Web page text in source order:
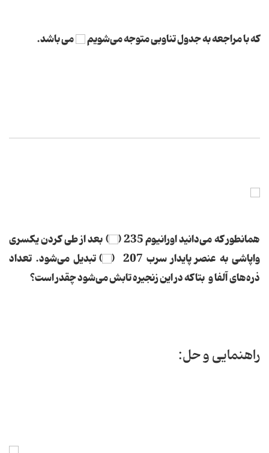
كه با مراجعه به جدول تناوبی متوجه می‌شویم می باشد.
همانطور كه می‌دانید اورانیوم 235 (
) بعد از طی كردن یكسری
واپاشی به عنصر پایدار سرب 207 (
) تبدیل می‌شود. تعداد
ذره‌های آلفا و بتا كه در این زنجیره تابش می‌شود چقدر است؟
راهنمایی و حل: